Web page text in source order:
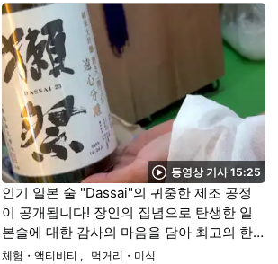
동영상 기사 15:25
인기 일본 술 "Dassai"의 귀중한 제조 공정
이 공개됩니다! 장인의 집념으로 탄생한 일
본술에 대한 감사의 마음을 담아 최고의 한
잔을 즐겨보세요.
체험・액티비티
먹거리・미식